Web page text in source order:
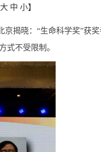
大 中 小】
揭晓：“生命科学奖”获奖
式不受限制。